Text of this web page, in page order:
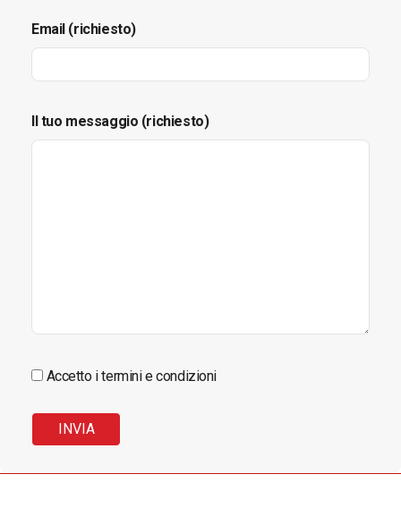
Email (richiesto)
Il tuo messaggio (richiesto)
Accetto i termini e condizioni